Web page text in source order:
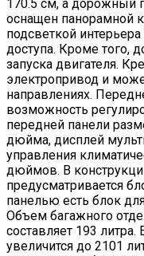
170.5 см, а дорожный
оснащен панорамной
подсветкой
доступа. Кроме того,
запуска двигателя.
электропривод и
направлениях.
возможность
передней панели
дюйма, дисплей
управления
дюймов. В
предусматривается
панелью есть блок
Объем багажного
составляет 193 литра.
увеличится до 2101